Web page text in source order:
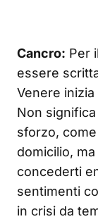
Cancro: Per
essere
Venere
Non
sforzo,
domicilio,
concederti
sentimenti
in crisi da